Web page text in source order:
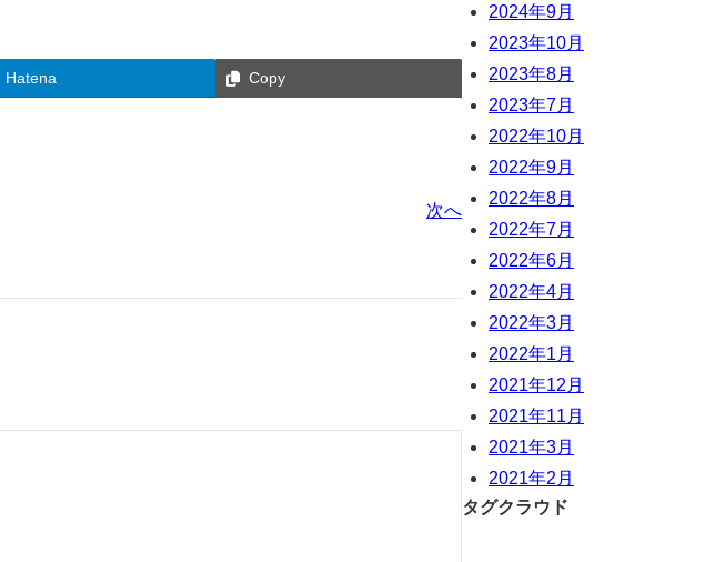
Hatena Copy
次へ
2024年9月
2023年10月
2023年8月
2023年7月
2022年10月
2022年9月
2022年8月
2022年7月
2022年6月
2022年4月
2022年3月
2022年1月
2021年12月
2021年11月
2021年3月
2021年2月
タグクラウド